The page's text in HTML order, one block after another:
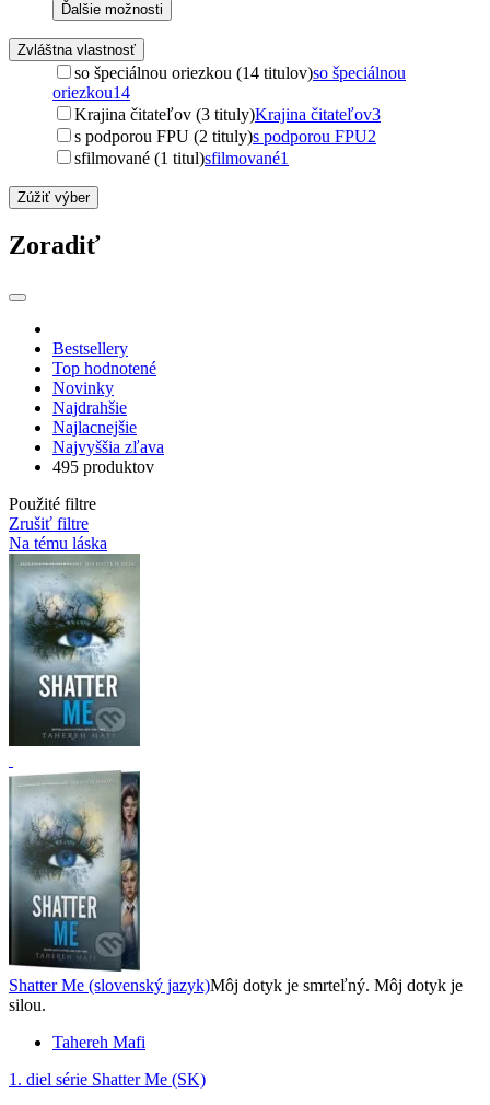
Ďalšie možnosti
Zvláštna vlastnosť
so špeciálnou oriezkou (14 titulov)so špeciálnou
oriezkou14
Krajina čitateľov (3 tituly)Krajina čitateľov3
s podporou FPU (2 tituly)s podporou FPU2
sfilmované (1 titul)sfilmované1
Zúžiť výber
Zoradiť
Bestsellery
Top hodnotené
Novinky
Najdrahšie
Najlacnejšie
Najvyššia zľava
495 produktov
Použité filtre
Zrušiť filtre
Na tému láska
Shatter Me (slovenský jazyk)Môj dotyk je smrteľný. Môj dotyk je
silou.
Tahereh Mafi
1. diel série Shatter Me (SK)